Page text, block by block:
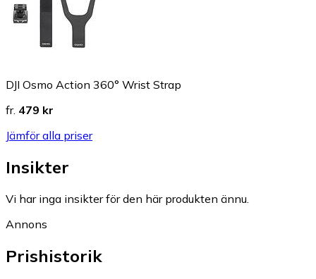
DJI Osmo Action 360° Wrist Strap
fr. 479 kr
Jämför alla priser
Insikter
Vi har inga insikter för den här produkten ännu.
Annons
Prishistorik